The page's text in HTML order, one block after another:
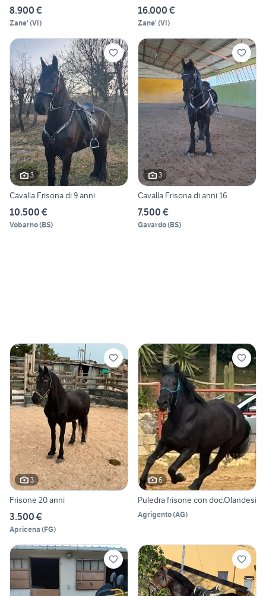
8.900 €
Zane' (VI)
16.000 €
Zane' (VI)
3
Cavalla Frisona di 9 anni
10.500 €
Vobarno(BS)
3
Cavalla Frisona di anni 16
7.500 €
Gavardo(BS)
3
Frisone 20 anni
3.500 €
Apricena (FG)
6
Puledra frisone con doc.Olandesi
Agrigento(AG)